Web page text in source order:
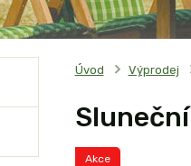
Úvod Výprodej
Sluneční
Akce